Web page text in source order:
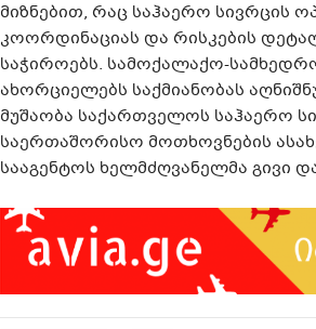
მიზნებით, რაც საჰაერო სივრცის
კოორდინაციას და რისკების
საჭიროებს. სამოქალაქო-
ახორციელებს საქმიანობას
მუშაობა საქართველოს საჰაერო
საერთაშორისო მოთხოვნების
სააგენტოს ხელმძღვანელმა გივი